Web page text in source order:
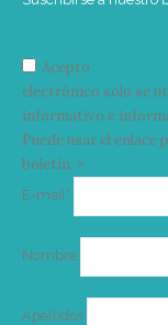
Acepto
electrónico solo se
informativo e
Puede usar el
boletín. >
E-mail*
Nombre
Apellidos